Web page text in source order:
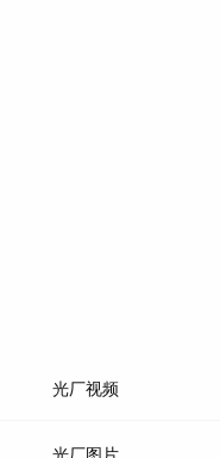
光厂视频
上传视频
光厂图片